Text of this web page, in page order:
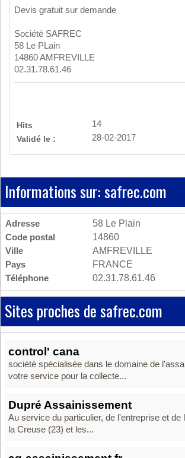
Devis gratuit sur demande
Société SAFREC
58 Le PLain
14860 AMFREVILLE
02.31.78.61.46
Hits
14
Validé le :
28-02-2017
Informations sur: safrec.com
Adresse
58 Le Plain
Code postal
14860
Ville
AMFREVILLE
Pays
FRANCE
Téléphone
02.31.78.61.46
Sites proches de safrec.com
control' cana
société spécialisée dans le domaine de
votre service pour la collecte...
Dupré Assainissement
Au service du particulier, de l'entreprise et de
la Creuse (23) et les...